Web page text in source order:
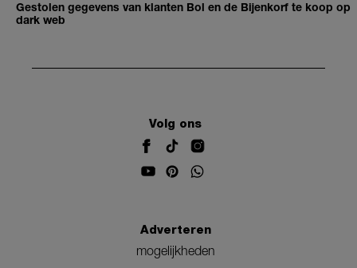
Gestolen gegevens van klanten Bol en de Bijenkorf te koop op
dark web
Volg ons
Adverteren
mogelijkheden